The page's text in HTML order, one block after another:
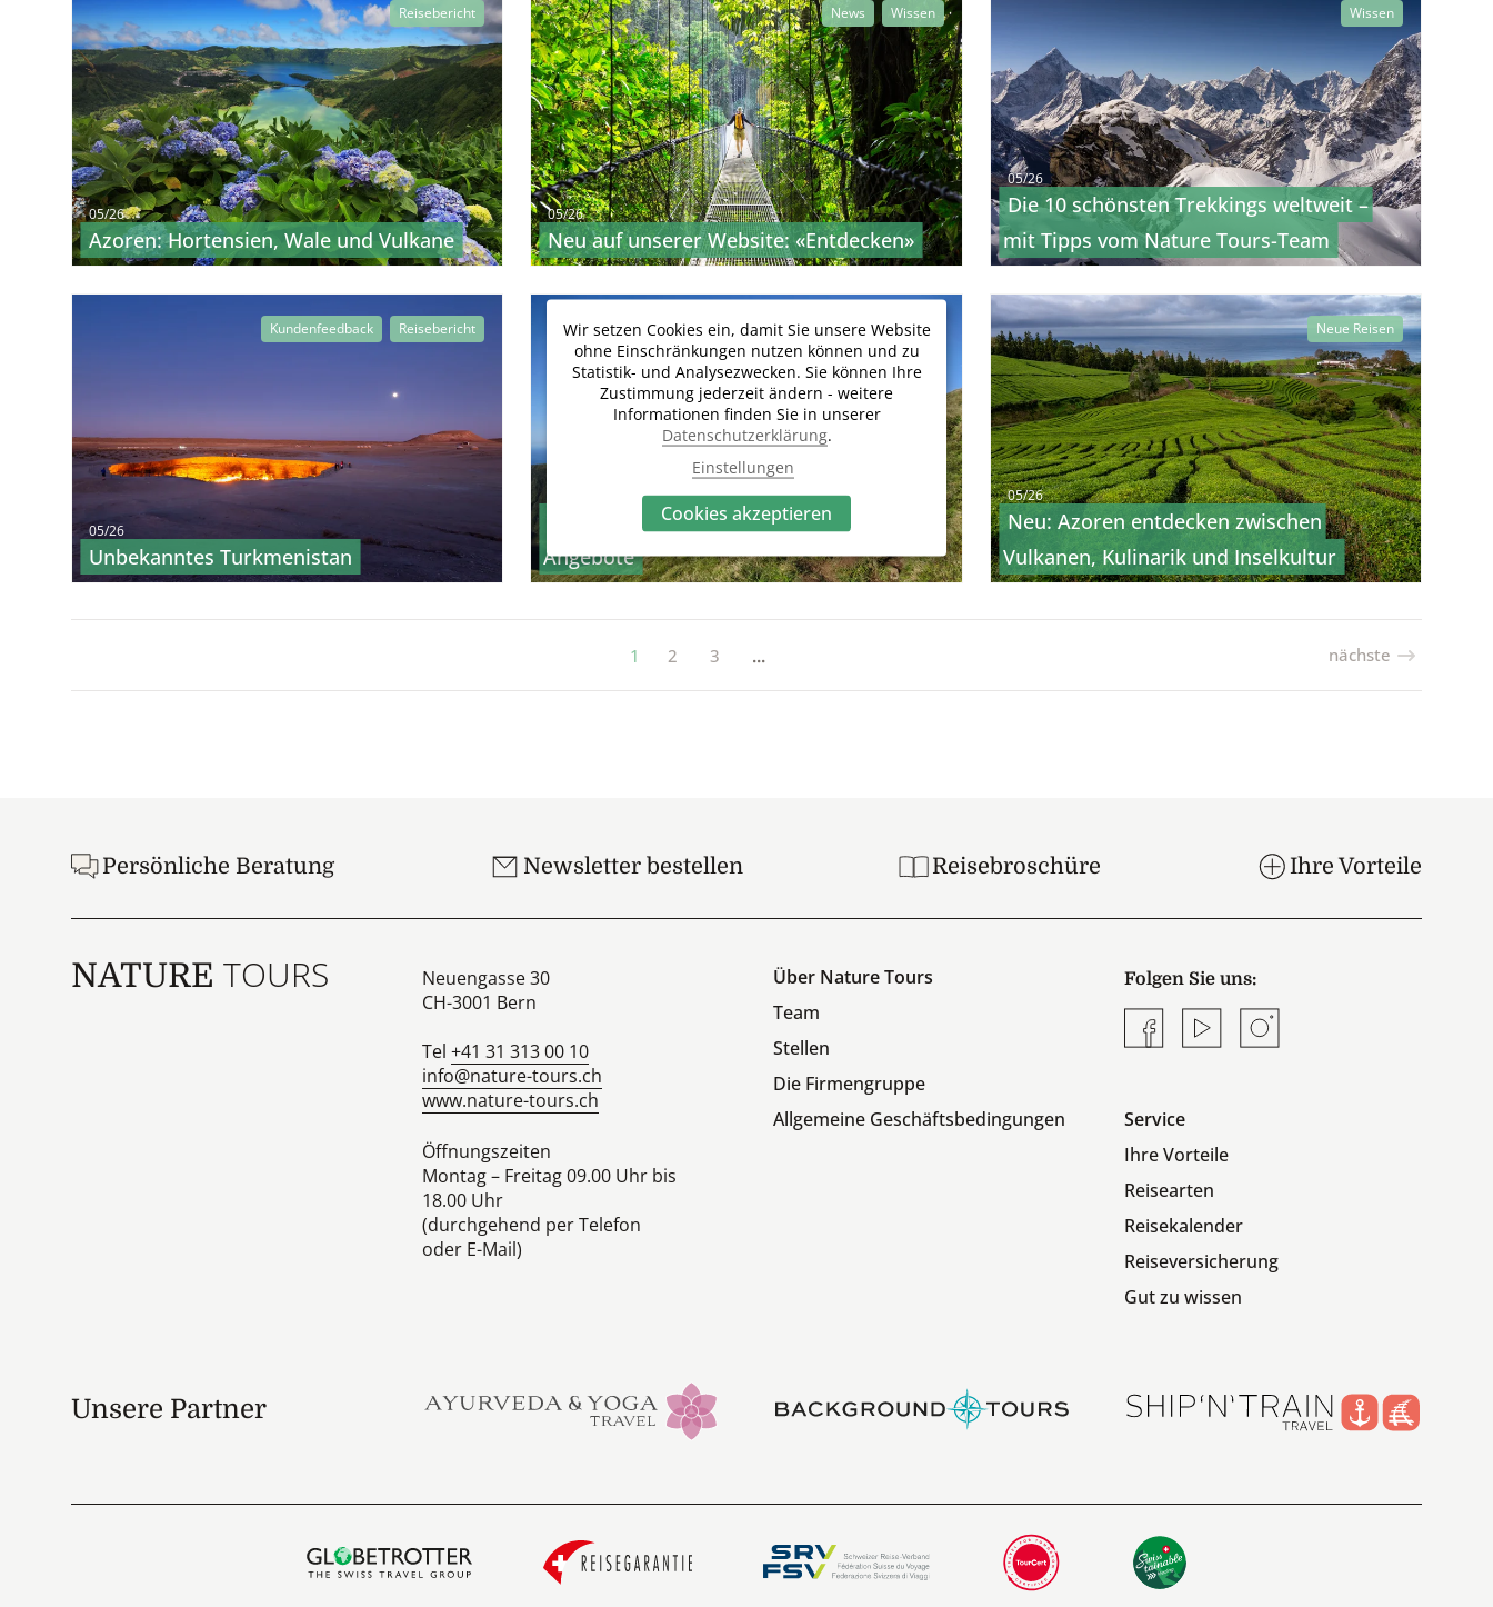
Reisebericht
05/26
Azoren: Hortensien, Wale und Vulkane
News Wissen
05/26
Neu auf unserer Website: «Entdecken»
Wissen
05/26
Die 10 schönsten Trekkings weltweit –
mit Tipps vom Nature Tours-Team
Kundenfeedback Reisebericht
05/26
Unbekanntes Turkmenistan
Neue Reisen News
Rubrik «Neue Reisen»: Unsere neusten
Angebote
Neue Reisen
05/26
Neu: Azoren entdecken zwischen
Vulkanen, Kulinarik und Inselkultur
1 2 3 ... nächste
Persönliche Beratung Newsletter bestellen Reisebroschüre Ihre Vorteile
NATURE TOURS
Neuengasse 30
CH-3001 Bern
Tel +41 31 313 00 10
info@nature-tours.ch
www.nature-tours.ch
Öffnungszeiten
Montag – Freitag 09.00 Uhr bis
18.00 Uhr
(durchgehend per Telefon
oder E-Mail)
Über Nature Tours
Team
Stellen
Die Firmengruppe
Allgemeine Geschäftsbedingungen
Folgen Sie uns:
FacebookYouTubeInstagram
Service
Ihre Vorteile
Reisearten
Reisekalender
Reiseversicherung
Gut zu wissen
Unsere Partner
Wir setzen Cookies ein, damit Sie unsere Website
ohne Einschränkungen nutzen können und zu
Statistik- und Analysezwecken. Sie können Ihre
Zustimmung jederzeit ändern - weitere
Informationen finden Sie in unserer
Datenschutzerklärung.
Einstellungen
Cookies akzeptieren